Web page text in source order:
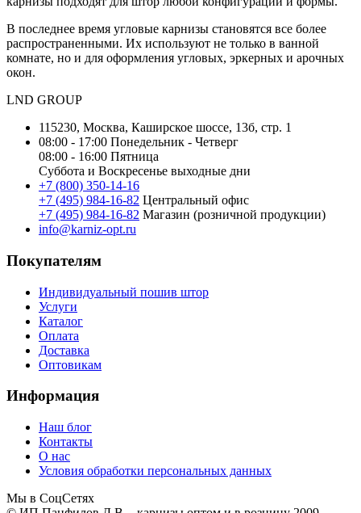
В последнее время угловые карнизы становятся все более
распространенными. Их используют не только в ванной
комнате, но и для оформления угловых, эркерных и арочных
окон.
LND GROUP
115230, Москва, Каширское шоссе, 13б, стр. 1
08:00 - 17:00 Понедельник - Четверг
08:00 - 16:00 Пятница
Суббота и Воскресенье выходные дни
+7 (800) 350-14-16
+7 (495) 984-16-82 Центральный офис
+7 (495) 984-16-82 Магазин (розничной продукции)
info@karniz-opt.ru
Покупателям
Индивидуальный пошив штор
Услуги
Каталог
Оплата
Доставка
Оптовикам
Информация
Наш блог
Контакты
О нас
Условия обработки персональных данных
Мы в СоцСетях